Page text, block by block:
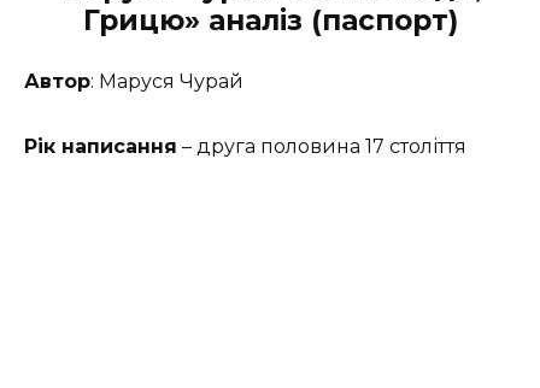
Грицю» аналіз (паспорт)
Автор: Маруся Чурай
Рік написання – друга половина 17 століття